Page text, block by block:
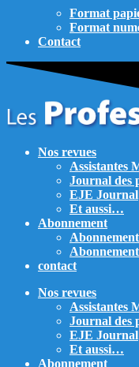
Format
Format
Contact
Nos revues
Assistantes
Journal des
EJE Journal
Et aussi…
Abonnement
contact
Nos revues
Assistantes
Journal des
EJE Journal
Et aussi…
Abonnement